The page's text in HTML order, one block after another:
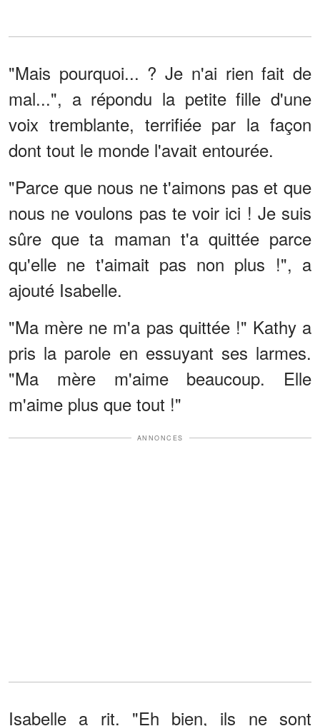
"Mais pourquoi... ? Je n'ai rien fait de
mal...", a répondu la petite fille d'une
voix tremblante, terrifiée par la façon
dont tout le monde l'avait entourée.
"Parce que nous ne t'aimons pas et que
nous ne voulons pas te voir ici ! Je suis
sûre que ta maman t'a quittée parce
qu'elle ne t'aimait pas non plus !", a
ajouté Isabelle.
"Ma mère ne m'a pas quittée !" Kathy a
pris la parole en essuyant ses larmes.
"Ma mère m'aime beaucoup. Elle
m'aime plus que tout !"
ANNONCES
Isabelle a rit. "Eh bien, ils ne sont